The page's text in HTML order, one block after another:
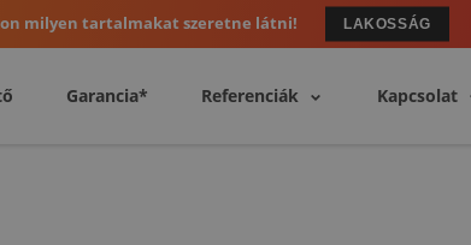
milyen tartalmakat szeretne látni! LAKOSSÁG
Garancia* Referenciák Kapcsolat